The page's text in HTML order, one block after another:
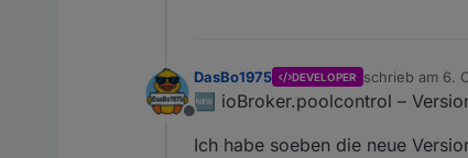
Offline
DasBo1975 DEVELOPER schrieb am 6.
zuletzt editiert
🆕 ioBroker.poolcontrol –
Ich habe soeben die neue